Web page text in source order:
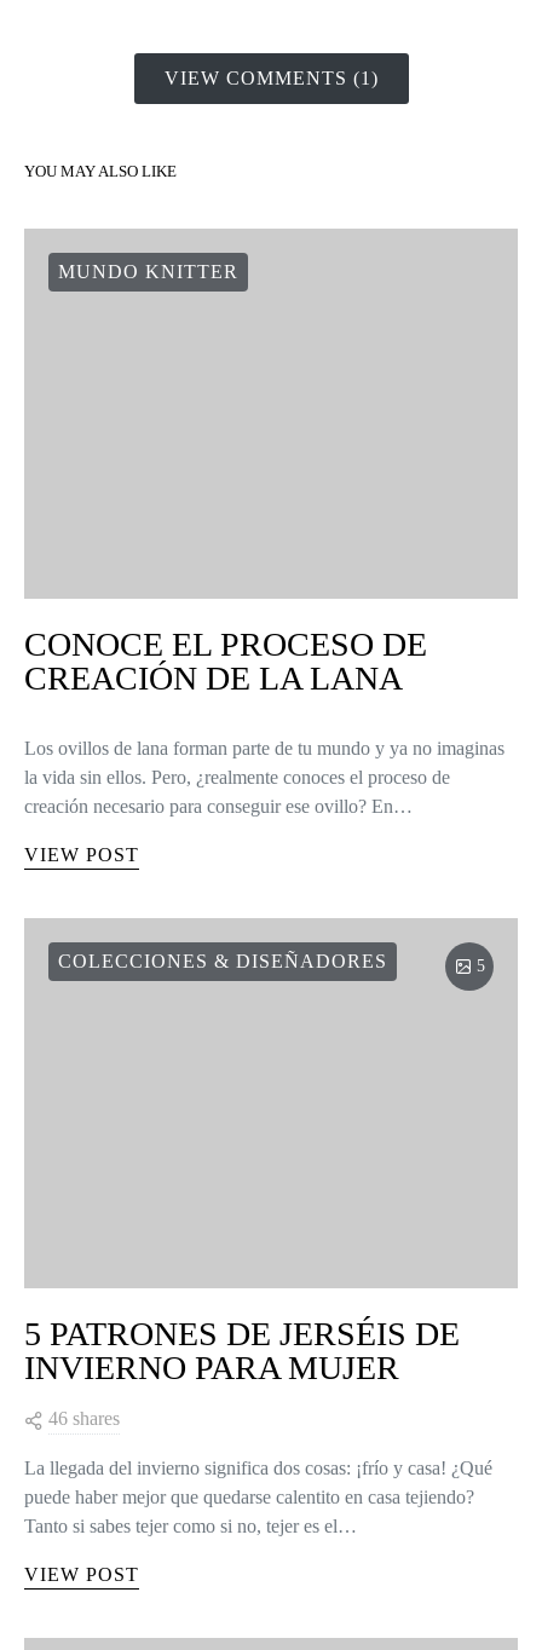
VIEW COMMENTS (1)
YOU MAY ALSO LIKE
MUNDO KNITTER
CONOCE EL PROCESO DE
CREACIÓN DE LA LANA
Los ovillos de lana forman parte de tu mundo y ya no imaginas
la vida sin ellos. Pero, ¿realmente conoces el proceso de
creación necesario para conseguir ese ovillo? En…
VIEW POST
COLECCIONES & DISEÑADORES 5
5 PATRONES DE JERSÉIS DE
INVIERNO PARA MUJER
46 shares
La llegada del invierno significa dos cosas: ¡frío y casa! ¿Qué
puede haber mejor que quedarse calentito en casa tejiendo?
Tanto si sabes tejer como si no, tejer es el…
VIEW POST